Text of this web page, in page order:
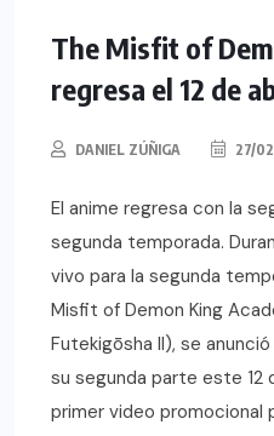
The Misfit of
regresa el 12 de
DANIEL ZÚÑIGA 27/
El anime regresa con la
segunda temporada.
vivo para la segunda
Misfit of Demon King
Futekigōsha II), se
su segunda parte este 12
primer video promocional